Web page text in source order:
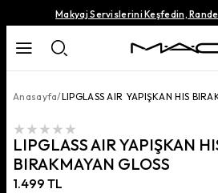
Makyaj Servislerini Keşfedin,
Anasayfa/LIPGLASS AIR YAPIŞKAN HIS
LIPGLASS AIR YAPIŞKAN
BIRAKMAYAN GLOSS
1.499 TL